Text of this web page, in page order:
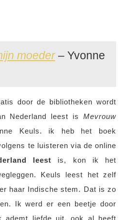
moeder– Yvonne
door de bibliotheken wordt
Nederland leest is Mevrouw
Keuls. ik heb het boek
te luisteren via de online
leest is, kon ik het
Keuls leest het zelf
haar Indische stem. Dat is zo
Ik werd er een beetje door